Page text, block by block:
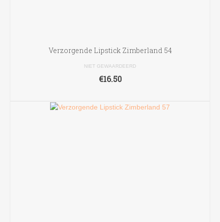
Verzorgende Lipstick Zimberland 54
NIET GEWAARDEERD
€16.50